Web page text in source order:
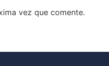
vez que comente.